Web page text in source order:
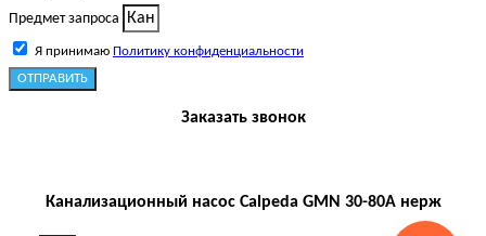
Предмет запроса
Я принимаю Политику конфиденциальности
ОТПРАВИТЬ
Заказать звонок
Канализационный насос Calpeda GMN 30-80A нерж